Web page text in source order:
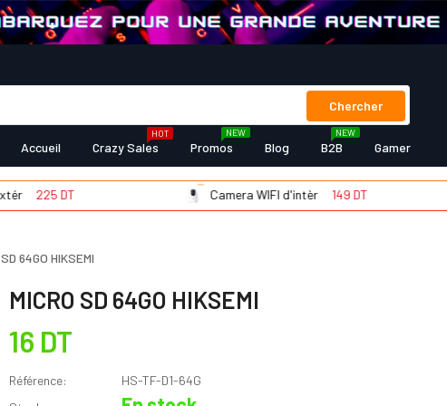
Chercher
Accueil Crazy Sales
HOT
Promos
NEW
Blog B2B
NEW
Gamer
225 DT Camera WIFI d'intèr 149 DT
64GO HIKSEMI
MICRO SD 64GO HIKSEMI
16 DT
Référence:
HS-TF-D1-64G